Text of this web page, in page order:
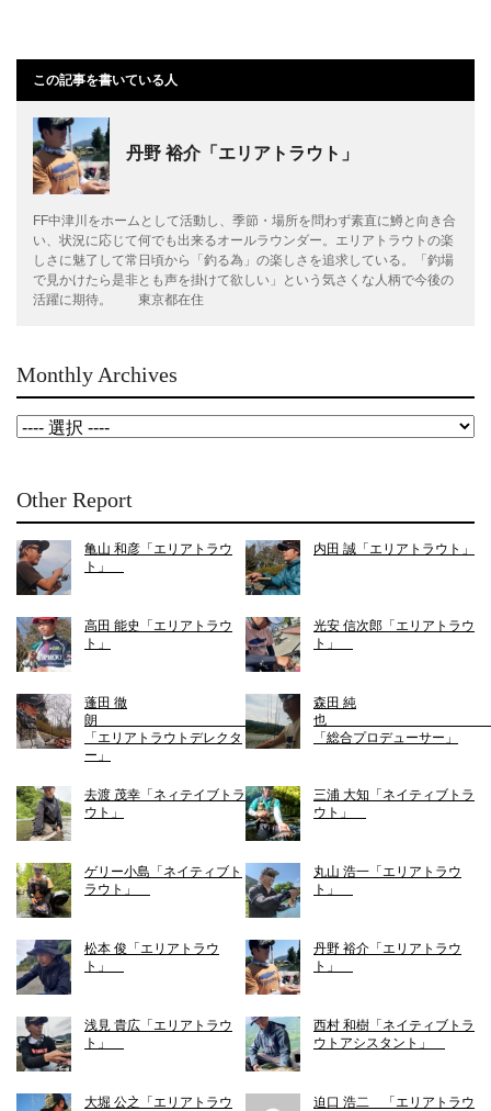
この記事を書いている人
丹野 裕介「エリアトラウト」
FF中津川をホームとして活動し、季節・場所を問わず素直に鱒と向き合
い、状況に応じて何でも出来るオールラウンダー。エリアトラウトの楽
しさに魅了して常日頃から「釣る為」の楽しさを追求している。「釣場
で見かけたら是非とも声を掛けて欲しい」という気さくな人柄で今後の
活躍に期待。 東京都在住
Monthly Archives
Other Report
亀山 和彦「エリアトラウ
ト」
内田 誠「エリアトラウト」
高田 能史「エリアトラウ
ト」
光安 信次郎「エリアトラウ
ト」
蓬田 徹
朗
「エリアトラウトデレクタ
ー」
森田 純
「総合プロデューサー」
去渡 茂幸「ネィテイブトラ
ウト」
三浦 大知「ネイティブトラ
ウト」
ゲリー小島「ネイティブト
ラウト」
丸山 浩一「エリアトラウ
ト」
松本 俊「エリアトラウ
ト」
丹野 裕介「エリアトラウ
ト」
浅見 貴広「エリアトラウ
ト」
西村 和樹「ネイティブトラ
ウトアシスタント」
大堀 公之「エリアトラウ
迫口 浩二 「エリアトラウ